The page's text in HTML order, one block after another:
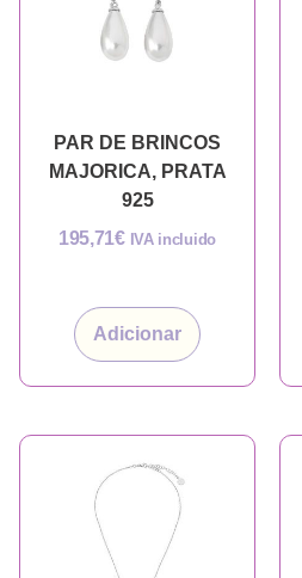
PAR DE BRINCOS
MAJORICA, PRATA
925
195,71€ IVA incluido
Adicionar